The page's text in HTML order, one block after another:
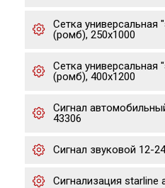
Сетка универсальная
(ромб), 250х1000
Сетка универсальная
(ромб), 400х1200
Сигнал
43306
Сигнал звуковой 12-
Сигнализация starline